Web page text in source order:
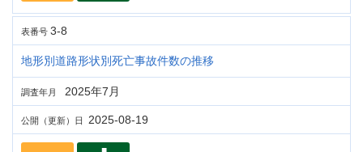
表番号 3-8
地形別道路形状別死亡事故件数の推移
調査年月 2025年7月
公開（更新）日 2025-08-19